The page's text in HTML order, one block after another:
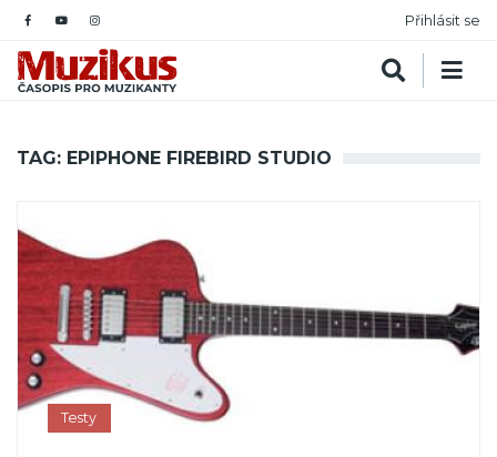
Přihlásit se
TAG: EPIPHONE FIREBIRD STUDIO
Testy